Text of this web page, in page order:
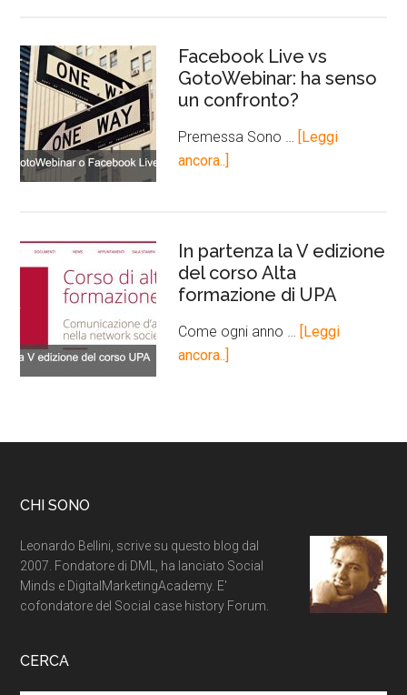
Facebook Live vs
GotoWebinar: ha senso
un confronto?
Premessa Sono …
[Leggi
ancora..]
In partenza la V edizione
del corso Alta
formazione di UPA
Come ogni anno …
[Leggi
ancora..]
CHI SONO
Leonardo Bellini, scrive su questo blog dal
2007. Fondatore di DML, ha lanciato Social
Minds e DigitalMarketingAcademy. E'
cofondatore del Social case history Forum.
CERCA